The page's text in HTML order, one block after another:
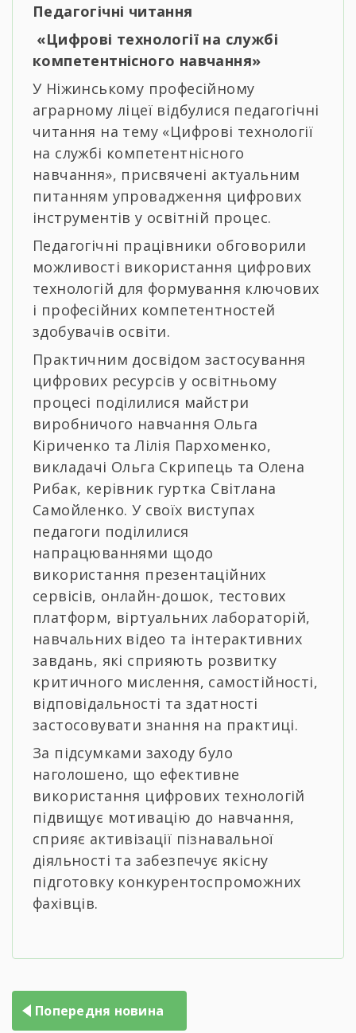
Педагогічні читання
«Цифрові технології на службі
компетентнісного навчання»
У Ніжинському професійному
аграрному ліцеї відбулися педагогічні
читання на тему «Цифрові технології
на службі компетентнісного
навчання», присвячені актуальним
питанням упровадження цифрових
інструментів у освітній процес.
Педагогічні працівники обговорили
можливості використання цифрових
технологій для формування ключових
і професійних компетентностей
здобувачів освіти.
Практичним досвідом застосування
цифрових ресурсів у освітньому
процесі поділилися майстри
виробничого навчання Ольга
Кіриченко та Лілія Пархоменко,
викладачі Ольга Скрипець та Олена
Рибак, керівник гуртка Світлана
Самойленко. У своїх виступах
педагоги поділилися
напрацюваннями щодо
використання презентаційних
сервісів, онлайн-дошок, тестових
платформ, віртуальних лабораторій,
навчальних відео та інтерактивних
завдань, які сприяють розвитку
критичного мислення, самостійності,
відповідальності та здатності
застосовувати знання на практиці.
За підсумками заходу було
наголошено, що ефективне
використання цифрових технологій
підвищує мотивацію до навчання,
сприяє активізації пізнавальної
діяльності та забезпечує якісну
підготовку конкурентоспроможних
фахівців.
Навігація
Попередня новина